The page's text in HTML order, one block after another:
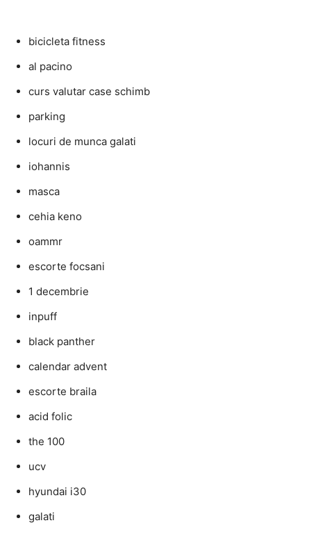
bicicleta fitness
al pacino
curs valutar case schimb
parking
locuri de munca galati
iohannis
masca
cehia keno
oammr
escorte focsani
1 decembrie
inpuff
black panther
calendar advent
escorte braila
acid folic
the 100
ucv
hyundai i30
galati